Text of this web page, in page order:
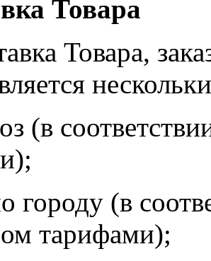
Товара
Товара,
(в
городу (в
тарифами);